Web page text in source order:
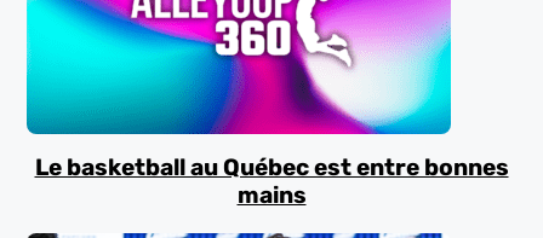
Le basketball au Québec est entre bonnes
mains